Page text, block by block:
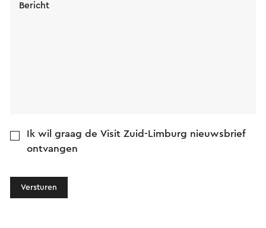
Bericht
Ik wil graag de Visit Zuid-Limburg nieuwsbrief
ontvangen
Versturen